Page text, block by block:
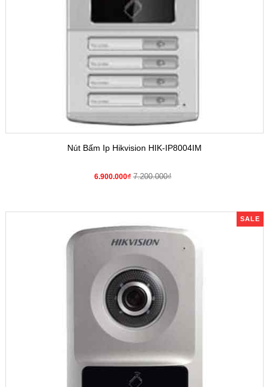
Nút Bấm Ip Hikvision HIK-IP8004IM
6.900.000₫ 7.200.000₫
SALE